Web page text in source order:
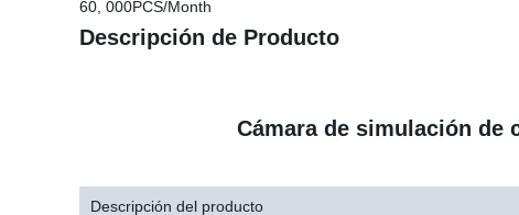
60, 000PCS/Month
Descripción de Producto
Cámara de simulación de
Descripción del producto